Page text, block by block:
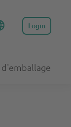
Login
d'emballage